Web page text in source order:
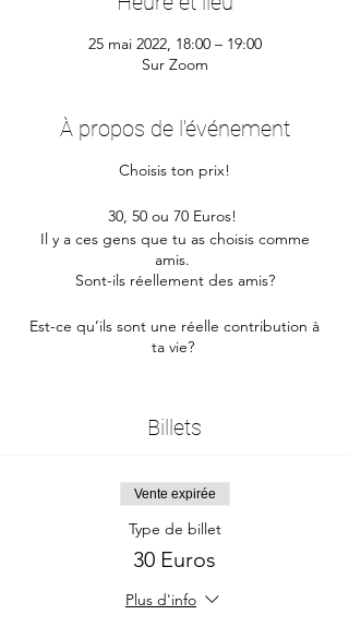
25 mai 2022, 18:00 – 19:00
Sur Zoom
À propos de l'événement
Choisis ton prix!
30, 50 ou 70 Euros!
Il y a ces gens que tu as choisis comme
amis.
Sont-ils réellement des amis?
Est-ce qu’ils sont une réelle contribution à
ta vie?
Quelles questions poser?
Quoi être et comment gérer?
Il y a des éléments et des outils qui vont
t'amener vers
la clareté que tu demandes!
Billets
Vente expirée
Type de billet
30 Euros
Plus d'info